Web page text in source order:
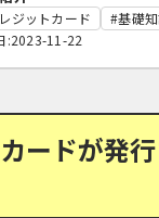
ジットカード
基礎
:2023-11-22
ードが発